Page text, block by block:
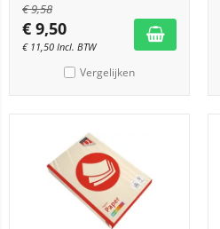
€9,58
€ 9,50
€ 11,50 Incl. BTW
Vergelijken